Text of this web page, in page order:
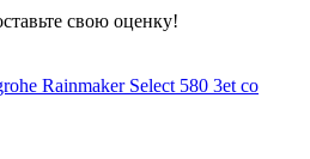
свою оценку!